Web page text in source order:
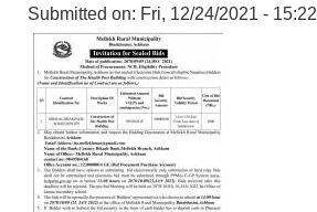
Submitted on: Fri, 12/24/2021 - 15:22